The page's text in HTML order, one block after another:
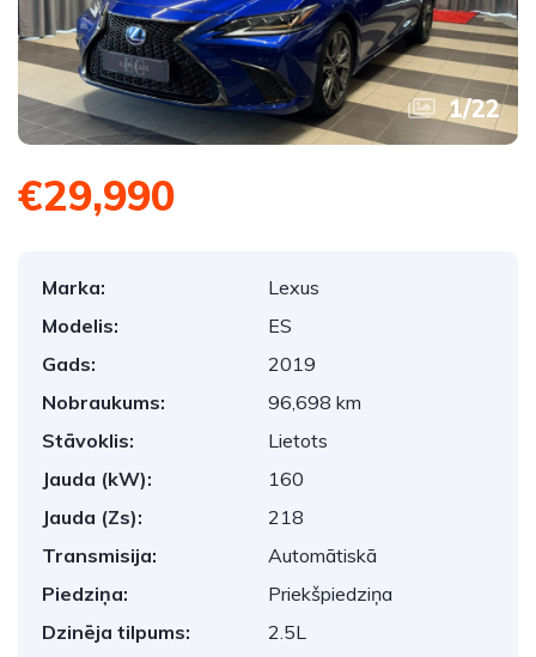
1/22
€29,990
Marka:
Lexus
Modelis:
ES
Gads:
2019
Nobraukums:
96,698 km
Stāvoklis:
Lietots
Jauda (kW):
160
Jauda (Zs):
218
Transmisija:
Automātiskā
Piedziņa:
Priekšpiedziņa
Dzinēja tilpums:
2.5L